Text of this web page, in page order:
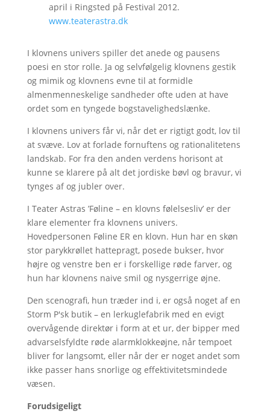
april i Ringsted på Festival 2012.
www.teaterastra.dk
I klovnens univers spiller det anede og pausens
poesi en stor rolle. Ja og selvfølgelig klovnens gestik
og mimik og klovnens evne til at formidle
almenmenneskelige sandheder ofte uden at have
ordet som en tyngede bogstavelighedslænke.
I klovnens univers får vi, når det er rigtigt godt, lov til
at svæve. Lov at forlade fornuftens og rationalitetens
landskab. For fra den anden verdens horisont at
kunne se klarere på alt det jordiske bøvl og bravur, vi
tynges af og jubler over.
I Teater Astras ’Føline – en klovns følelsesliv’ er der
klare elementer fra klovnens univers.
Hovedpersonen Føline ER en klovn. Hun har en skøn
stor parykkrøllet hattepragt, posede bukser, hvor
højre og venstre ben er i forskellige røde farver, og
hun har klovnens naive smil og nysgerrige øjne.
Den scenografi, hun træder ind i, er også noget af en
Storm P'sk butik – en lerkuglefabrik med en evigt
overvågende direktør i form at et ur, der bipper med
advarselsfyldte røde alarmklokkeøjne, når tempoet
bliver for langsomt, eller når der er noget andet som
ikke passer hans snorlige og effektivitetsmindede
væsen.
Forudsigeligt